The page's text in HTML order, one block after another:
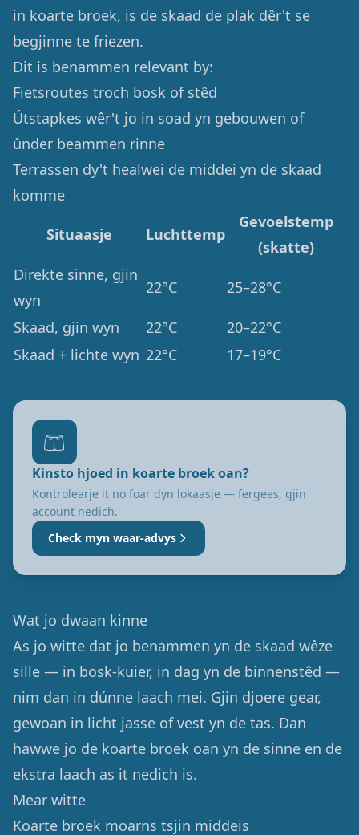
in koarte broek, is de skaad de plak dêr't se
begjinne te friezen.
Dit is benammen relevant by:
Fietsroutes troch bosk of stêd
Útstapkes wêr't jo in soad yn gebouwen of
ûnder beammen rinne
Terrassen dy't healwei de middei yn de skaad
komme
Situaasje Luchttemp
Gevoelstemp
(skatte)
Direkte sinne, gjin
wyn
22°C 25–28°C
Skaad, gjin wyn 22°C
20–22°C
Skaad + lichte wyn 22°C 17–19°C
🩳
Kinsto hjoed in koarte broek oan?
Kontrolearje it no foar dyn lokaasje — fergees, gjin
account nedich.
Check myn waar-advys
Wat jo dwaan kinne
As jo witte dat jo benammen yn de skaad wêze
sille — in bosk-kuier, in dag yn de binnenstêd —
nim dan in dúnne laach mei. Gjin djoere gear,
gewoan in licht jasse of vest yn de tas. Dan
hawwe jo de koarte broek oan yn de sinne en de
ekstra laach as it nedich is.
Mear witte
Koarte broek moarns tsjin middeis